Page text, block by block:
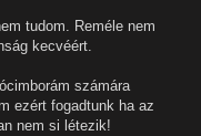
tudom. Reméle nem
kecvéért.
számára
ezért fogadtunk ha az
nem si létezik!